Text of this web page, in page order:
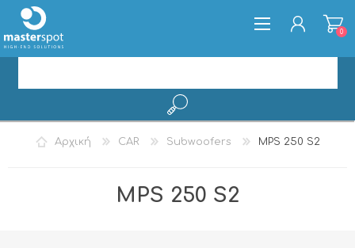
ΕΓΓΡΑΦΉ
0
Αρχική CAR Subwoofers MPS 250 S2
MPS 250 S2